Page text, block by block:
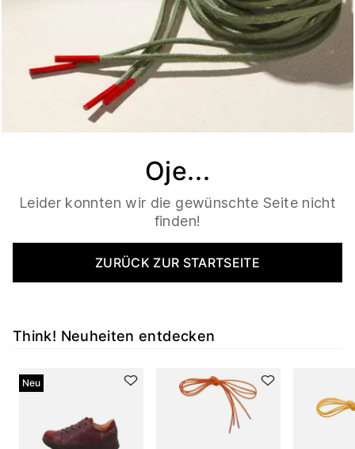
Oje...
Leider konnten wir die gewünschte Seite nicht
finden!
ZURÜCK ZUR STARTSEITE
Think! Neuheiten entdecken
Neu